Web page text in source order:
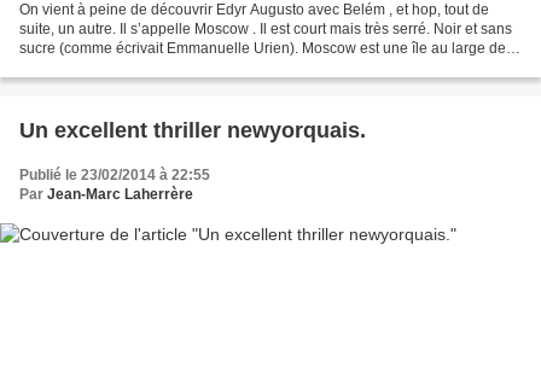
On vient à peine de découvrir Edyr Augusto avec Belém , et hop, tout de
suite, un autre. Il s’appelle Moscow . Il est court mais très serré. Noir et sans
sucre (comme écrivait Emmanuelle Urien). Moscow est une île au large de
Un excellent thriller newyorquais.
Publié le 23/02/2014 à 22:55
Par Jean-Marc Laherrère